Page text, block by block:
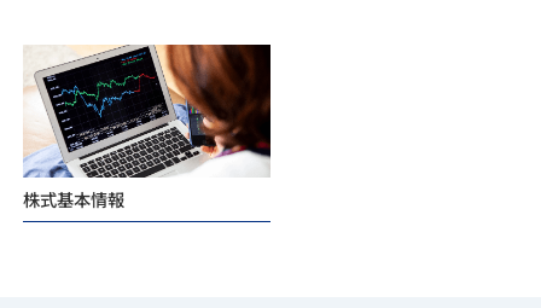
株式基本情報